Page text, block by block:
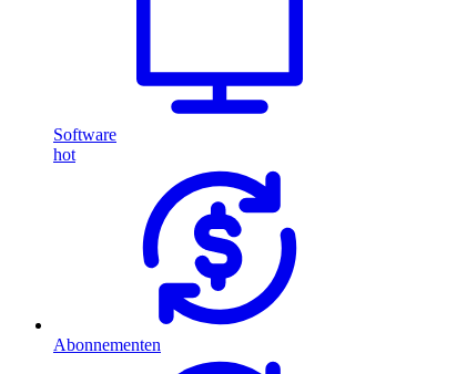
Software
hot
Abonnementen